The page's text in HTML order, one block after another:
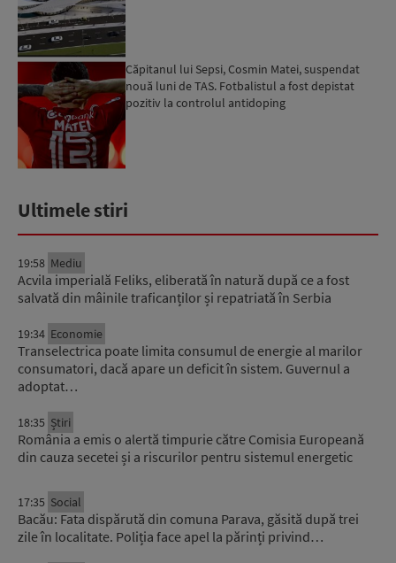
Căpitanul lui Sepsi, Cosmin Matei, suspendat
nouă luni de TAS. Fotbalistul a fost depistat
pozitiv la controlul antidoping
Ultimele stiri
19:58 Mediu
Acvila imperială Feliks, eliberată în natură după ce a fost
salvată din mâinile traficanților și repatriată în Serbia
19:34 Economie
Transelectrica poate limita consumul de energie al marilor
consumatori, dacă apare un deficit în sistem. Guvernul a
adoptat…
18:35 Știri
România a emis o alertă timpurie către Comisia Europeană
din cauza secetei și a riscurilor pentru sistemul energetic
17:35 Social
Bacău: Fata dispărută din comuna Parava, găsită după trei
zile în localitate. Poliția face apel la părinți privind…